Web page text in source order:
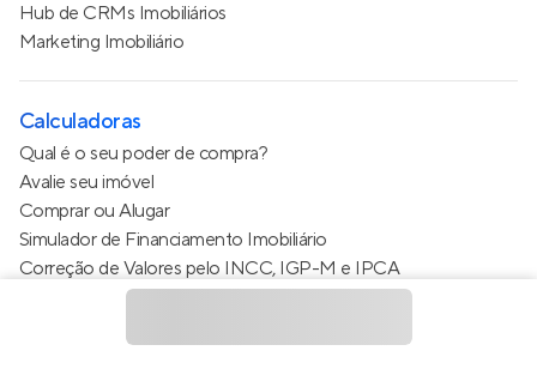
Hub de CRMs Imobiliários
Marketing Imobiliário
Calculadoras
Qual é o seu poder de compra?
Avalie seu imóvel
Comprar ou Alugar
Simulador de Financiamento Imobiliário
Correção de Valores pelo INCC, IGP-M e IPCA
Estimativa de valor do condomínio